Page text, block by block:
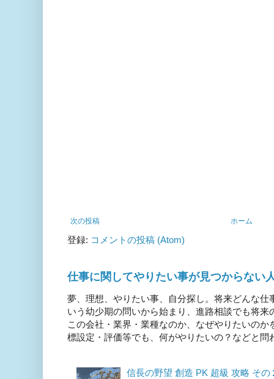
次の投稿 ホーム
登録: コメントの投稿 (Atom)
仕事に関してやりたい事が見つからない
夢、理想、やりたい事、自分探し。将来どんな
いう幼少期の問いから始まり、進路相談でも将
この会社・業界・業種なのか、なぜやりたいの
標設定・評価等でも、何がやりたいの？などと問
信長の野望 創造 PK 超級 攻略 そ